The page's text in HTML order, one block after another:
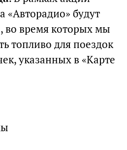
будут
во время которых мы
топливо для поездок
указанных в «Карте